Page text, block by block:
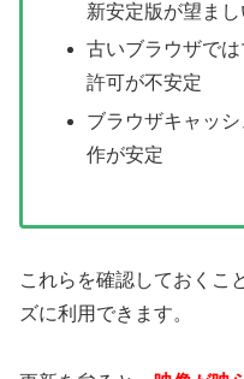
新安定版が望まし
古いブラウザで
許可が不安定
ブラウザキャッ
作が安定
これらを確認しておくこ
ズに利用できます。